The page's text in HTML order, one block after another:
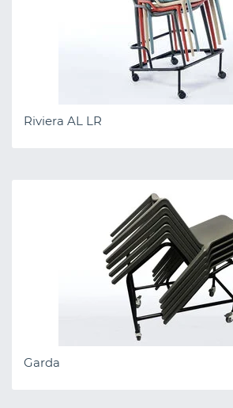
Riviera AL LR
Garda